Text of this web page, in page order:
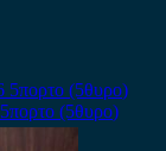
(5θυρο)